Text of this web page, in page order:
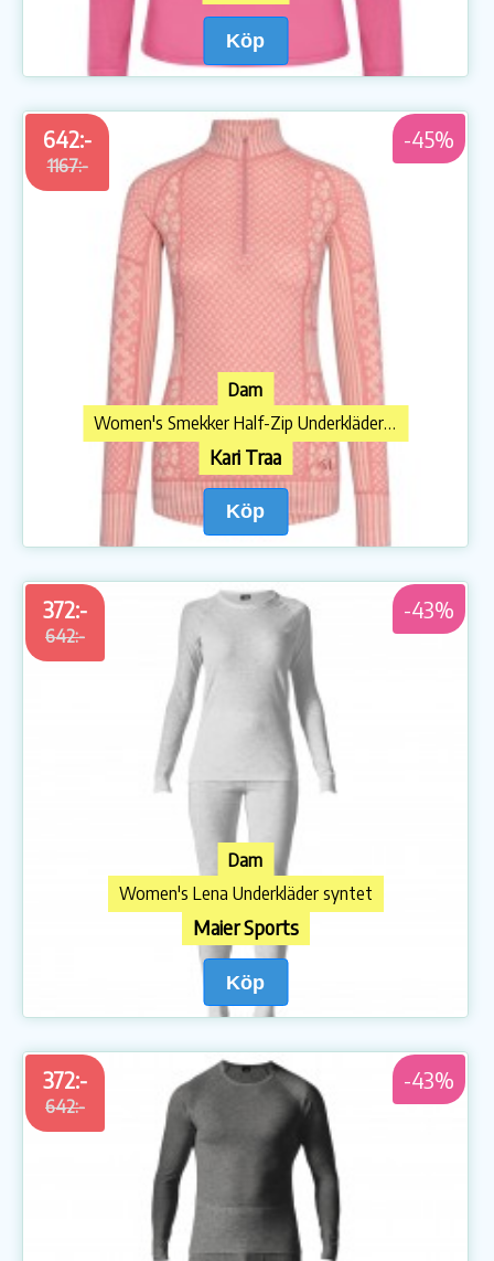
Köp
642:-
1167:-
-45%
Dam
Women's Smekker Half-Zip Underkläder merinoull
Kari Traa
Köp
372:-
642:-
-43%
Dam
Women's Lena Underkläder syntet
Maier Sports
Köp
372:-
642:-
-43%